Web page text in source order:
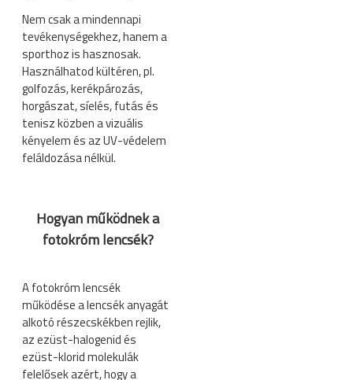
Nem csak a mindennapi
tevékenységekhez, hanem a
sporthoz is hasznosak.
Használhatod kültéren, pl.
golfozás, kerékpározás,
horgászat, síelés, futás és
tenisz közben a vizuális
kényelem és az UV-védelem
feláldozása nélkül.
Hogyan működnek a
fotokróm lencsék?
A fotokróm lencsék
működése a lencsék anyagát
alkotó részecskékben rejlik,
az ezüst-halogenid és
ezüst-klorid molekulák
felelősek azért, hogy a